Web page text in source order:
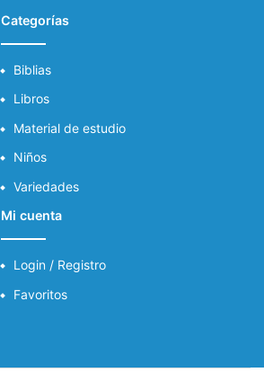
Categorías
Biblias
Libros
Material de estudio
Niños
Variedades
Mi cuenta
Login / Registro
Favoritos